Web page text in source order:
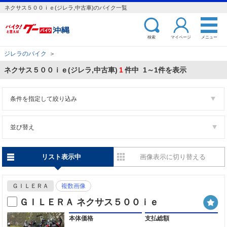
ネクサス５００ｉｅ(ジレラ,中古車)のバイク一覧
検索 マイページ メニュー
ジレラのバイク ＞
ネクサス５００ｉｅ(ジレラ,中古車) 1件中 1～1件を表示
条件を指定して絞り込み
並び替え
リスト表示中 画像表示に切り替える
ＧＩＬＥＲＡ 複数画像
ＧＩＬＥＲＡ ネクサス５００ｉｅ
本体価格 支払総額